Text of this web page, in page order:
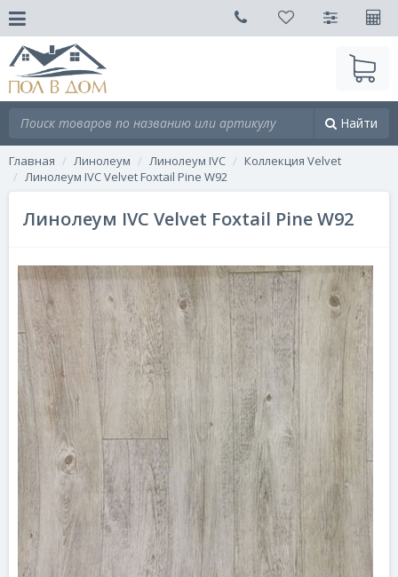
Найти
Главная Линолеум Линолеум IVC
Коллекция Velvet
Линолеум IVC Velvet Foxtail Pine W92
Линолеум IVC Velvet Foxtail Pine W92